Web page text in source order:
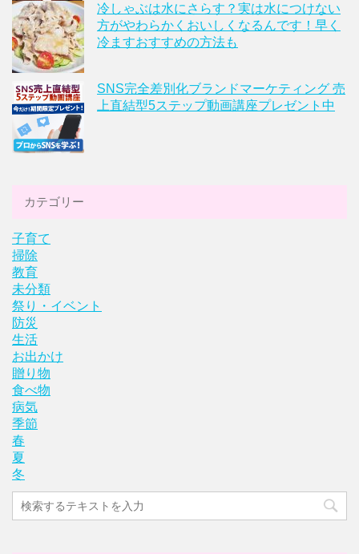
冷しゃぶは水にさらす？実は水につけない
方がやわらかくおいしくなるんです！早く
冷ますおすすめの方法も
SNS完全差別化ブランドマーケティング 売
上直結型5ステップ動画講座プレゼント中
カテゴリー
子育て
掃除
教育
未分類
祭り・イベント
防災
生活
お出かけ
贈り物
食べ物
病気
季節
春
夏
冬